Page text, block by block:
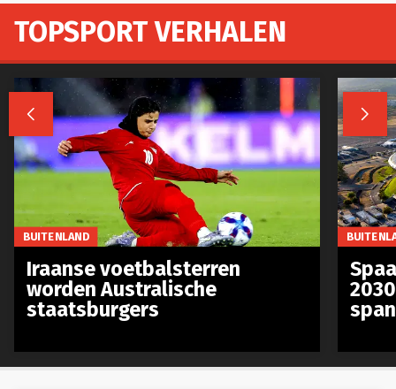
TOPSPORT VERHALEN
 
BUITENLAND
Iraanse voetbalsterren
worden Australische
staatsburgers